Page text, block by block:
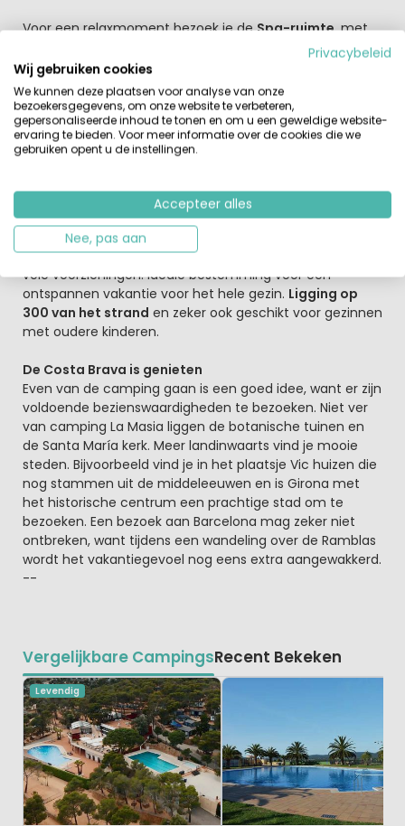
Voor een relaxmoment bezoek je deSpa-ruimte, met
een Hammam, spa, sauna, solarium en jacuzzi. Voor de
sportieve kampeerder vind je op camping La Masia een
multisportveld. En de jongste bezoekers hebben een
eigenanimatieprogramma, leuke speeltuin, kikkerbad
en een miniclub in het hoogseizoen. Op camping La
Masia kun je gebruik maken van internetmogelijkheden
en er is een WiFi zone tegen betaling.
Ligging bij het strand voor een heerlijke
strandvakantie in Spanje
Al jaren de bekendste en gezelligste camping van Blanes
en zeer geliefd bij jongeren door de goede ligging en
vele voorzieningen. Ideale bestemming voor een
ontspannen vakantie voor het hele gezin. Ligging op
300 van het strand en zeker ook geschikt voor gezinnen
met oudere kinderen.
De Costa Brava is genieten
Even van de camping gaan is een goed idee, want er zijn
voldoende bezienswaardigheden te bezoeken. Niet ver
van camping La Masia liggen de botanische tuinen en
de Santa María kerk. Meer landinwaarts vind je mooie
steden. Bijvoorbeeld vind je in het plaatsje Vic huizen die
nog stammen uit de middeleeuwen en is Girona met
het historische centrum een prachtige stad om te
bezoeken. Een bezoek aan Barcelona mag zeker niet
ontbreken, want tijdens een wandeling over de Ramblas
wordt het vakantiegevoel nog eens extra aangewakkerd.
--
Vergelijkbare CampingsRecent Bekeken
Levendig
Privacybeleid
Wij gebruiken cookies
We kunnen deze plaatsen voor analyse van onze
bezoekersgegevens, om onze website te verbeteren,
gepersonaliseerde inhoud te tonen en om u een geweldige website-
ervaring te bieden. Voor meer informatie over de cookies die we
gebruiken opent u de instellingen.
Accepteer alles
Nee, pas aan